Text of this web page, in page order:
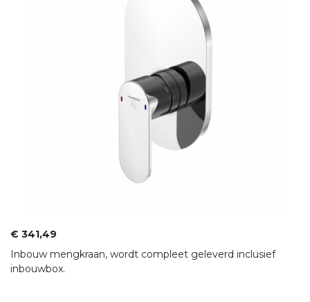
€ 341,49
Inbouw mengkraan, wordt compleet geleverd inclusief
inbouwbox.